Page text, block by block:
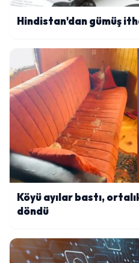
Hindistan'dan gümüş
Köyü ayılar bastı,
döndü